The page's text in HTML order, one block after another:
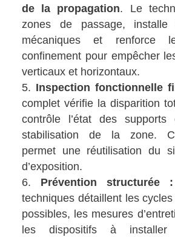
de la propagation. Le
zones de passage, installe
mécaniques et renforce
confinement pour empêcher
verticaux et horizontaux.
Inspection fonctionnelle
complet vérifie la disparition
contrôle l’état des
stabilisation de la zone.
permet une réutilisation du
d’exposition.
Prévention structurée :
techniques détaillent les
possibles, les mesures
les dispositifs à installer